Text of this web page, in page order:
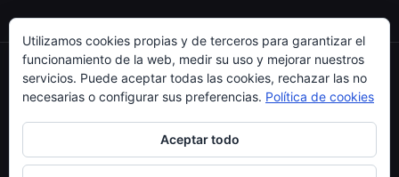
Utilizamos cookies propias y de terceros para garantizar el
funcionamiento de la web, medir su uso y mejorar nuestros
servicios. Puede aceptar todas las cookies, rechazar las no
necesarias o configurar sus preferencias. Política de cookies
Aceptar todo